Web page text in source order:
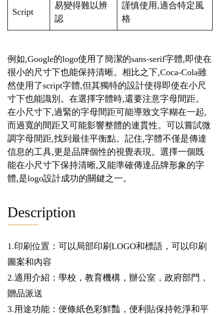
Script
易變得難以辨
認
謹慎使用,適合特定風
格
例如,Google的logo使用了簡潔的sans-serif字體,即使在
很小的尺寸下也能保持清晰。相比之下,Coca-Cola雖
然使用了script字體,但其獨特的設計使得即使在小尺
寸下也能識別。在選擇字體時,還要注意字母間距。
在小尺寸下,過緊的字母間距可能導致文字糊在一起,
而過寬的間距又可能影響整體的連貫性。可以嘗試微
調字母間距,找到最佳平衡點。記住,字體不僅是傳達
信息的工具,更是品牌個性的視覺表現。選擇一個既
能在小尺寸下保持清晰,又能準確傳達品牌形象的字
體,是logo設計成功的關鍵之一。
Description
1.印刷位置：可以局部印刷LOGO和標語，可以印刷
圖案和內容
2.適用介紹：學校，教育機構，辦公室，政府部門，
贈品派送
3.用途功能：便條紙色彩鮮豔，便利貼保持乾淨和平